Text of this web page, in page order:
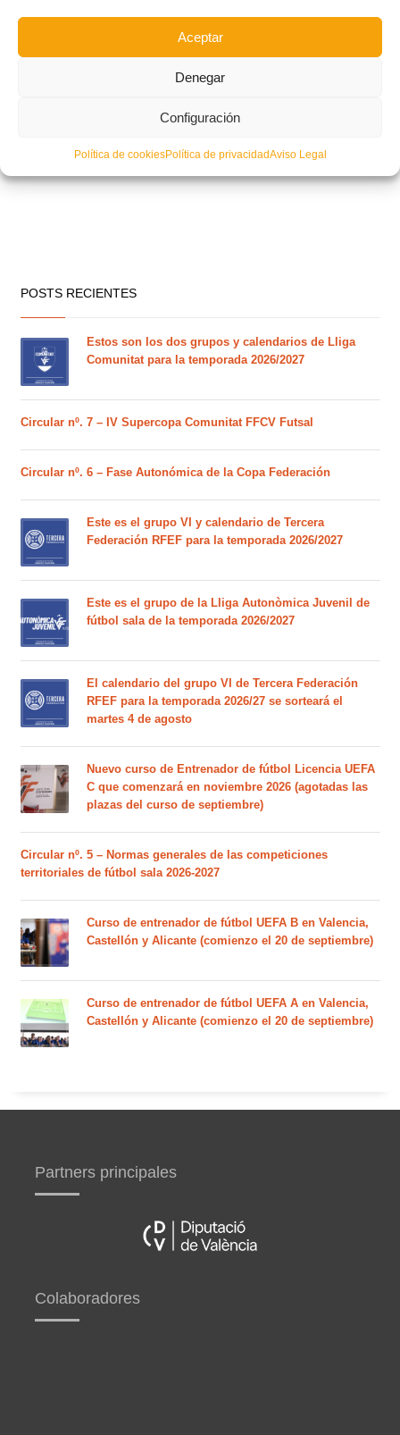
Aceptar
Denegar
Configuración
Política de cookiesPolítica de privacidadAviso Legal
POSTS RECIENTES
Estos son los dos grupos y calendarios de Lliga
Comunitat para la temporada 2026/2027
Circular nº. 7 – IV Supercopa Comunitat FFCV Futsal
Circular nº. 6 – Fase Autonómica de la Copa Federación
Este es el grupo VI y calendario de Tercera
Federación RFEF para la temporada 2026/2027
Este es el grupo de la Lliga Autonòmica Juvenil de
fútbol sala de la temporada 2026/2027
El calendario del grupo VI de Tercera Federación
RFEF para la temporada 2026/27 se sorteará el
martes 4 de agosto
Nuevo curso de Entrenador de fútbol Licencia UEFA
C que comenzará en noviembre 2026 (agotadas las
plazas del curso de septiembre)
Circular nº. 5 – Normas generales de las competiciones
territoriales de fútbol sala 2026-2027
Curso de entrenador de fútbol UEFA B en Valencia,
Castellón y Alicante (comienzo el 20 de septiembre)
Curso de entrenador de fútbol UEFA A en Valencia,
Castellón y Alicante (comienzo el 20 de septiembre)
Partners principales
Colaboradores